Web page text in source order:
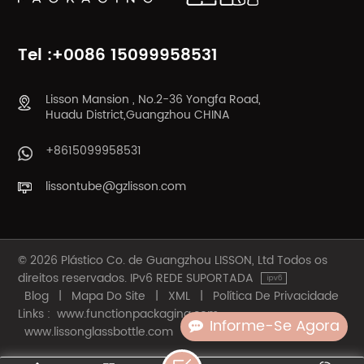
Informe-Se Agora
Tel :+0086 15099958531
Lisson Mansion , No.2-36 Yongfa Road,
Huadu District,Guangzhou CHINA
+8615099958531
lissontube@gzlisson.com
© 2026 Plástico Co. de Guangzhou LISSON, Ltd Todos os
direitos reservados. IPv6 REDE SUPORTADA
Blog | Mapa Do Site | XML |
Política De Privacidade
Links : www.functionpackaging.com
www.lissonglassbottle.com